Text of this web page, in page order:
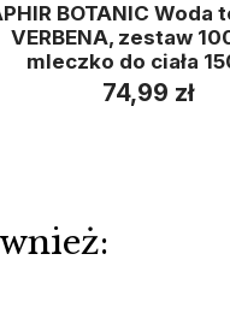
BOTANIC Woda
VERBENA, zestaw
mleczko do ciała
74,99 zł